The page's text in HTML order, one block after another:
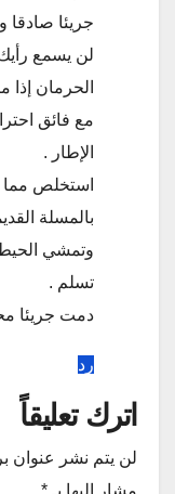
جريئا صادقا
لن يسمع
الحرمان
مع فائق
الإطار .
استخلص مما
بالمسلة
وتمشي
تسلم .
دمت جريئا
رد
اترك تعليقاً
لن يتم نشر عنوان
مشار إليها بـ *